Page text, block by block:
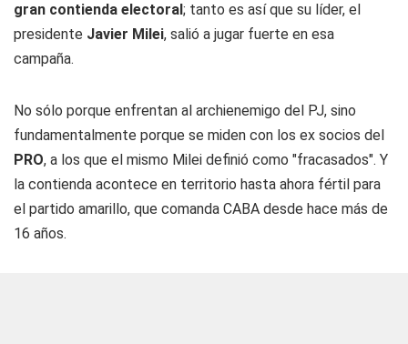
gran contienda electoral; tanto es así que su líder, el
presidente Javier Milei, salió a jugar fuerte en esa
campaña.
No sólo porque enfrentan al archienemigo del PJ, sino
fundamentalmente porque se miden con los ex socios del
PRO, a los que el mismo Milei definió como "fracasados". Y
la contienda acontece en territorio hasta ahora fértil para
el partido amarillo, que comanda CABA desde hace más de
16 años.